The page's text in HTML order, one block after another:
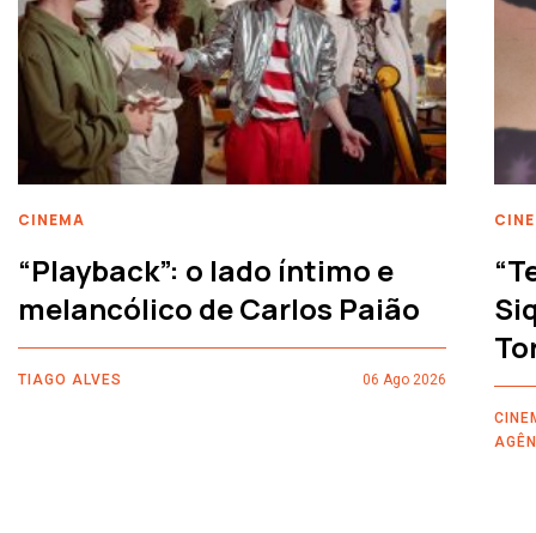
CINEMA
“Playback”: o lado íntimo e
melancólico de Carlos Paião
TIAGO ALVES 06 Ago 2026